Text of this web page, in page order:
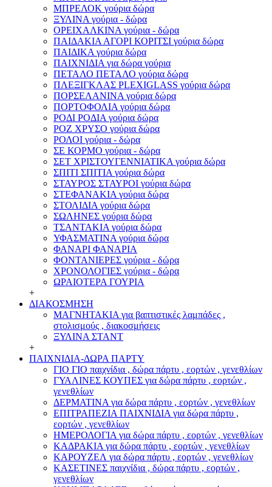
ΜΠΡΕΛΟΚ γούρια δώρα
ΞΥΛΙΝΑ γούρια - δώρα
ΟΡΕΙΧΑΛΚΙΝΑ γούρια - δώρα
ΠΑΙΔΑΚΙΑ ΑΓΟΡΙ ΚΟΡΙΤΣΙ γούρια δώρα
ΠΑΙΔΙΚΑ γούρια δώρα
ΠΑΙΧΝΙΔΙΑ για δώρα γούρια
ΠΕΤΑΛΟ ΠΕΤΑΛΟ γούρια δώρα
ΠΛΕΞΙΓΚΛΑΣ PLEXIGLASS γούρια δώρα
ΠΟΡΣΕΛΑΝΙΝΑ γούρια δώρα
ΠΟΡΤΟΦΟΛΙΑ γούρια δώρα
ΡΟΔΙ ΡΟΔΙΑ γούρια δώρα
ΡΟΖ ΧΡΥΣΟ γούρια δώρα
ΡΟΛΟΙ γούρια - δώρα
ΣΕ ΚΟΡΜΟ γούρια - δώρα
ΣΕΤ ΧΡΙΣΤΟΥΓΕΝΝΙΑΤΙΚΑ γούρια δώρα
ΣΠΙΤΙ ΣΠΙΤΙΑ γούρια δώρα
ΣΤΑΥΡΟΣ ΣΤΑΥΡΟΙ γούρια δώρα
ΣΤΕΦΑΝΑΚΙΑ γούρια δώρα
ΣΤΟΛΙΔΙΑ γούρια δώρα
ΣΩΛΗΝΕΣ γούρια δώρα
ΤΣΑΝΤΑΚΙΑ γούρια δώρα
ΥΦΑΣΜΑΤΙΝΑ γούρια δώρα
ΦΑΝΑΡΙ ΦΑΝΑΡΙΑ
ΦΟΝΤΑΝΙΕΡΕΣ γούρια - δώρα
ΧΡΟΝΟΛΟΓΙΕΣ γούρια - δώρα
ΩΡΑΙΟΤΕΡΑ ΓΟΥΡΙΑ
+
ΔΙΑΚΟΣΜΗΣΗ
ΜΑΓΝΗΤΑΚΙΑ για βαπτιστικές λαμπάδες ,
στολισμούς , διακοσμήσεις
ΞΥΛΙΝΑ ΣΤΑΝΤ
+
ΠΑΙΧΝΙΔΙΑ-ΔΩΡΑ ΠΑΡΤΥ
ΓΙΟ ΓΙΟ παιχνίδια , δώρα πάρτυ , εορτών , γενεθλίων
ΓΥΑΛΙΝΕΣ ΚΟΥΠΕΣ για δώρα πάρτυ , εορτών ,
γενεθλίων
ΔΕΡΜΑΤΙΝΑ για δώρα πάρτυ , εορτών , γενεθλίων
ΕΠΙΤΡΑΠΕΖΙΑ ΠΑΙΧΝΙΔΙΑ για δώρα πάρτυ ,
εορτών , γενεθλίων
ΗΜΕΡΟΛΟΓΙΑ για δώρα πάρτυ , εορτών , γενεθλίων
ΚΑΔΡΑΚΙΑ για δώρα πάρτυ , εορτών , γενεθλίων
ΚΑΡΟΥΖΕΛ για δώρα πάρτυ , εορτών , γενεθλίων
ΚΑΣΕΤΙΝΕΣ παιχνίδια , δώρα πάρτυ , εορτών ,
γενεθλίων